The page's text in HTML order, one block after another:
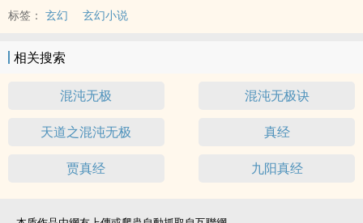
标签： 玄幻 玄幻小说
相关搜索
混沌无极 混沌无极诀
天道之混沌无极 真经
贾真经 九阳真经